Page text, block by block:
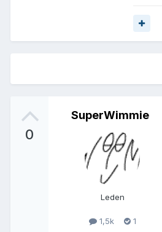
0
SuperWimmie
Leden
1,5k 1